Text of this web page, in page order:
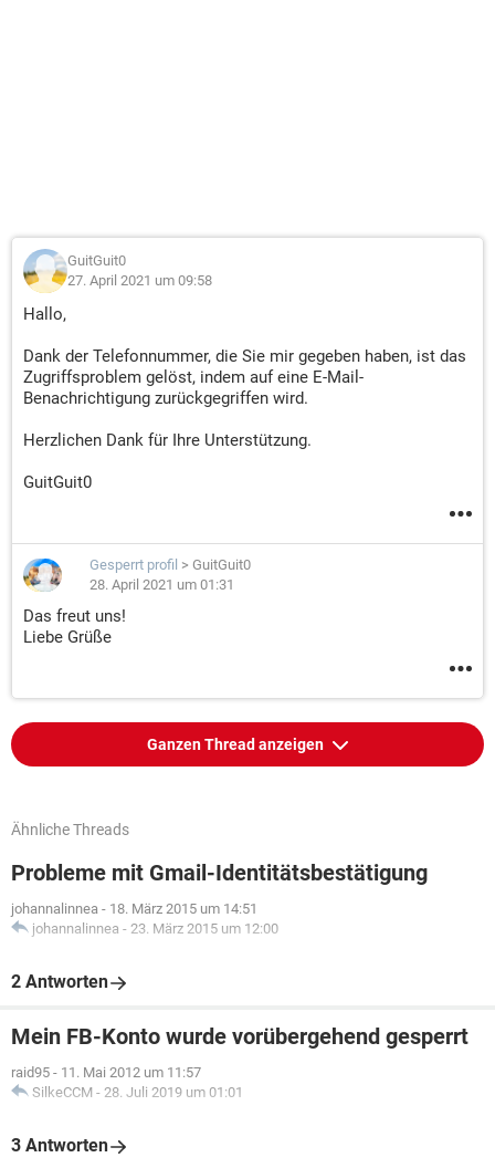
GuitGuit0
27. April 2021 um 09:58
Hallo,
Dank der Telefonnummer, die Sie mir gegeben haben, ist das
Zugriffsproblem gelöst, indem auf eine E-Mail-
Benachrichtigung zurückgegriffen wird.
Herzlichen Dank für Ihre Unterstützung.
GuitGuit0
Gesperrt profil > GuitGuit0
28. April 2021 um 01:31
Das freut uns!
Liebe Grüße
Ganzen Thread anzeigen
Ähnliche Threads
Probleme mit Gmail-Identitätsbestätigung
johannalinnea - 18. März 2015 um 14:51
johannalinnea - 23. März 2015 um 12:00
2 Antworten
Mein FB-Konto wurde vorübergehend gesperrt
raid95 - 11. Mai 2012 um 11:57
SilkeCCM - 28. Juli 2019 um 01:01
3 Antworten